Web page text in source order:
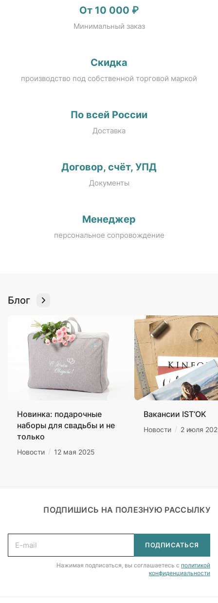
От 10 000 ₽
Минимальный заказ
Скидка
производство под собственной торговой маркой
По всей России
Доставка
Договор, счёт, УПД
Документы
Менеджер
персональное сопровождение
Блог
Новинка: подарочные
наборы для свадьбы и не
только
Новости / 12 мая 2025
Вакансии IST‘OK
Новости / 2 июля
ПОДПИШИСЬ НА ПОЛЕЗНУЮ РАССЫЛКУ
ПОДПИСАТЬСЯ
Нажимая подписаться, вы соглашаетесь с политикой
конфиденциальности